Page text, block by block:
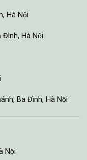
Hà Nội
Đình, Hà Nội
Ba Đình, Hà Nội
Nội